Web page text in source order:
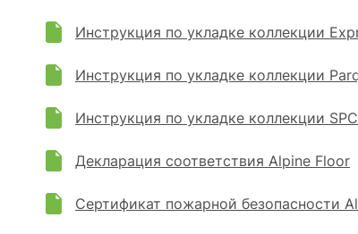
Инструкция по укладке коллекции
Инструкция по укладке коллекции
Инструкция по укладке коллекции
Декларация соответствия Alpine Floor
Сертификат пожарной безопасности